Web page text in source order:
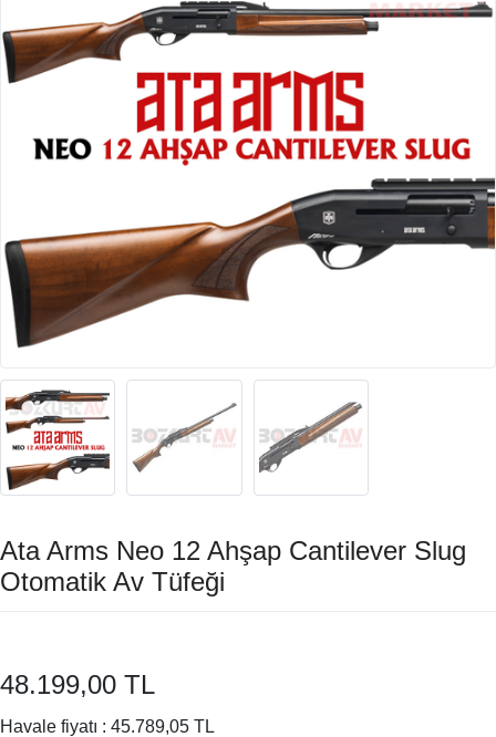
Ata Arms Neo 12 Ahşap Cantilever Slug
Otomatik Av Tüfeği
48.199,00 TL
Havale fiyatı : 45.789,05 TL